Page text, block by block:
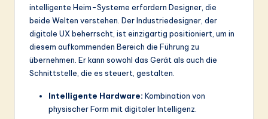
intelligente Heim-Systeme erfordern Designer, die
beide Welten verstehen. Der Industriedesigner, der
digitale UX beherrscht, ist einzigartig positioniert, um in
diesem aufkommenden Bereich die Führung zu
übernehmen. Er kann sowohl das Gerät als auch die
Schnittstelle, die es steuert, gestalten.
Intelligente Hardware: Kombination von
physischer Form mit digitaler Intelligenz.